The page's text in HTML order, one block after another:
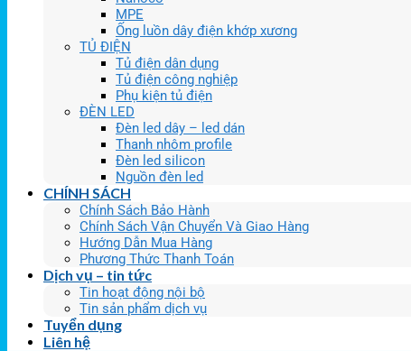
MPE
Ống luồn dây điện khớp xương
TỦ ĐIỆN
Tủ điện dân dụng
Tủ điện công nghiệp
Phụ kiện tủ điện
ĐÈN LED
Đèn led dây – led dán
Thanh nhôm profile
Đèn led silicon
Nguồn đèn led
CHÍNH SÁCH
Chính Sách Bảo Hành
Chính Sách Vận Chuyển Và Giao Hàng
Hướng Dẫn Mua Hàng
Phương Thức Thanh Toán
Dịch vụ – tin tức
Tin hoạt động nội bộ
Tin sản phẩm dịch vụ
Tuyển dụng
Liên hệ